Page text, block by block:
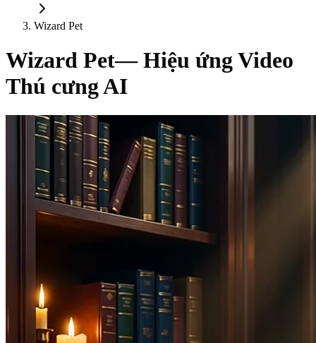
Wizard Pet
Wizard Pet— Hiệu ứng Video
Thú cưng AI